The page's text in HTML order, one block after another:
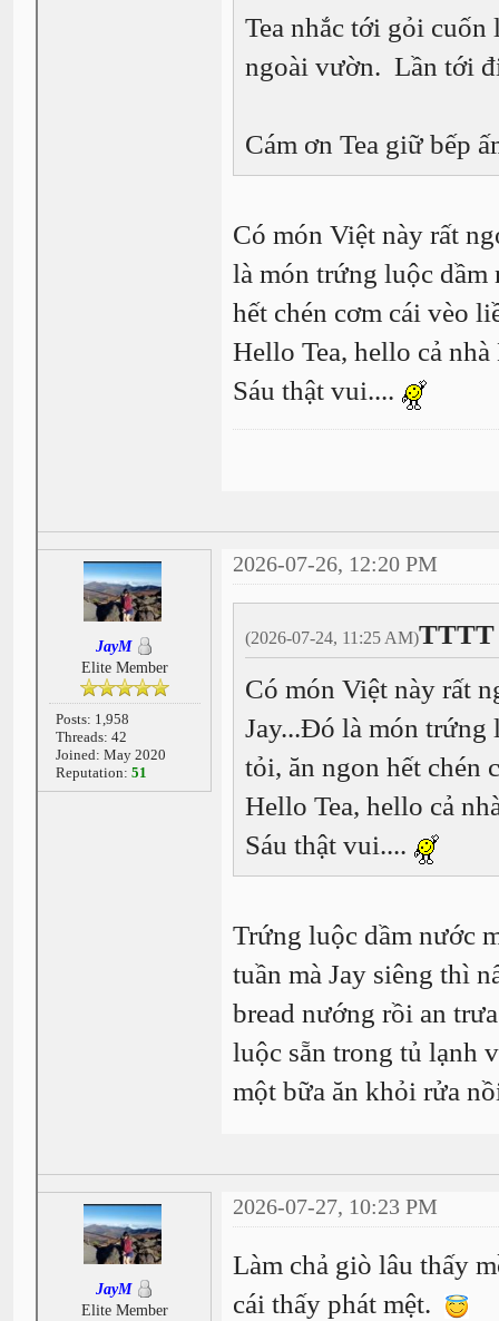
Tea nhắc tới gỏi
ngoài vườn. Lần tới
Cám ơn Tea giữ bếp
Có món Việt này rất
là món trứng luộc dầm
hết chén cơm cái vèo
Hello Tea, hello cả
Sáu thật vui....
JayM
Elite Member
Posts: 1,958
Threads: 42
Joined: May 2020
Reputation: 51
2026-07-26, 12:20 PM
(2026-07-24, 11:25 AM)TTTT
Có món Việt này rất
Jay...Đó là món trứng
tỏi, ăn ngon hết
Hello Tea, hello cả
Sáu thật vui....
Trứng luộc dầm nước
tuần mà Jay siêng thì
bread nướng rồi an
luộc sẵn trong tủ lạnh
một bữa ăn khỏi rửa
JayM
Elite Member
2026-07-27, 10:23 PM
Làm chả giò lâu thấy
cái thấy phát mệt.